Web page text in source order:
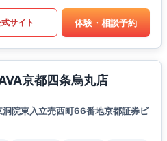
サイト 体験・相談予約
京都四条烏丸店
院東入立売西町66番地京都証券ビ